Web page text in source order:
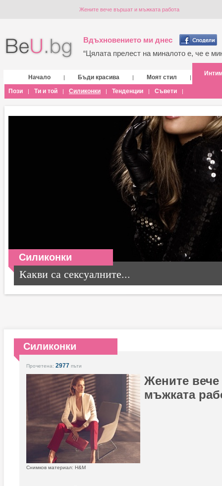
Жените вече вършат и мъжката работа
Вдъхновението ми днес
“Цялата прелест на миналото е, че е
Начало | Бъди красива | Моят стил |
Пози | Ти и той | Силиконки | Тенденции | Съвети |
Силиконки
Какви са сексуалните...
Силиконки
Прочетена: 2977 пъти
Жените
мъжката
Снимков материал: H&M